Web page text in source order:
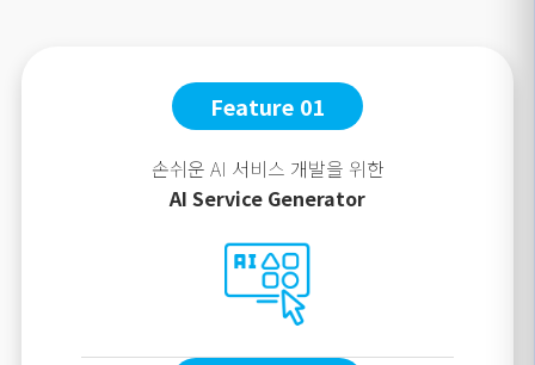
Feature 01
손쉬운 AI 서비스 개발을 위한
AI Service Generator